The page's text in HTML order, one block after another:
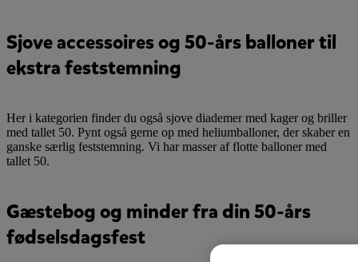
Sjove accessoires og 50-års balloner til
ekstra feststemning
Her i kategorien finder du også sjove diademer med kager og briller
med tallet 50. Pynt også gerne op med heliumballoner, der skaber en
ganske særlig feststemning. Vi har masser af flotte balloner med
tallet 50.
Gæstebog og minder fra din 50-års
fødselsdagsfest